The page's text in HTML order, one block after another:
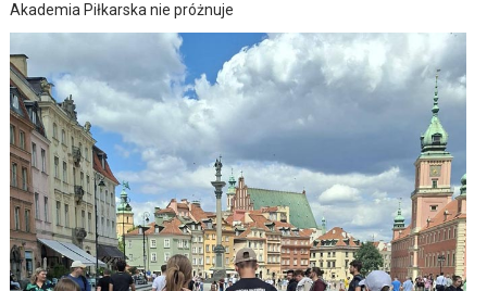
Akademia Piłkarska nie próżnuje